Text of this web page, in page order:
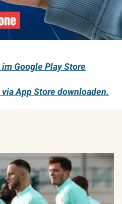
Google Play Store
App Store downloaden.